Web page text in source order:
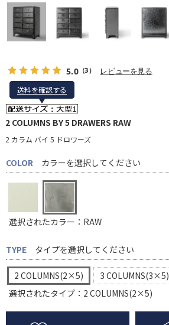
5.0（3） レビューを見る
送料を確認する
送料を確認する
2 COLUMNS BY 5 DRAWERS RAW
2 カラム バイ 5 ドロワーズ
COLOR
カラーを選択してください
選択されたカラー：RAW
TYPE タイプを選択してください
2 COLUMNS(2×5)
3 COLUMNS(3×5)
選択されたタイプ：2 COLUMNS(2×5)